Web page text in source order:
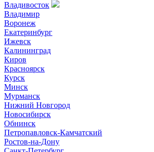
Владивосток
Владимир
Воронеж
Екатеринбург
Ижевск
Калининград
Киров
Красноярск
Курск
Минск
Мурманск
Нижний Новгород
Новосибирск
Обнинск
Петропавловск-Камчатский
Ростов-на-Дону